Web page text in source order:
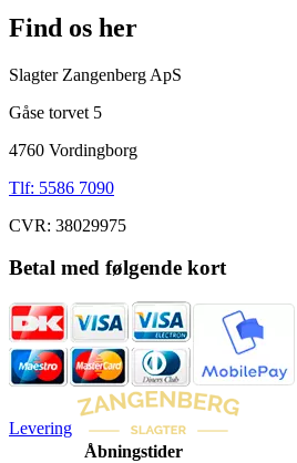
Find os her
Slagter Zangenberg ApS
Gåse torvet 5
4760 Vordingborg
Tlf: 5586 7090
CVR: 38029975
Betal med følgende kort
Levering
Åbningstider